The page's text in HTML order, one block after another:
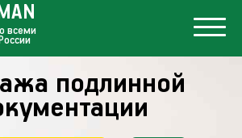
подлинной
всеми